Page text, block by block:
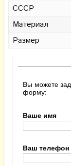
СССР
Материал
Размер
Вы можете
форму:
Ваше имя
Ваш телефон